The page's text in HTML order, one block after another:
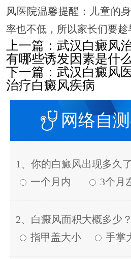
风医院温馨提醒：儿童的
率也不低，所以家长们要趁
上一篇： 武汉白癜风
有哪些诱发因素是什
下一篇： 武汉白癜风
治疗白癜风疾病
网络自
1、你的白癜风出现多久
一个月内
3个月
2、白癜风面积大概多少？
指甲盖大小
手掌